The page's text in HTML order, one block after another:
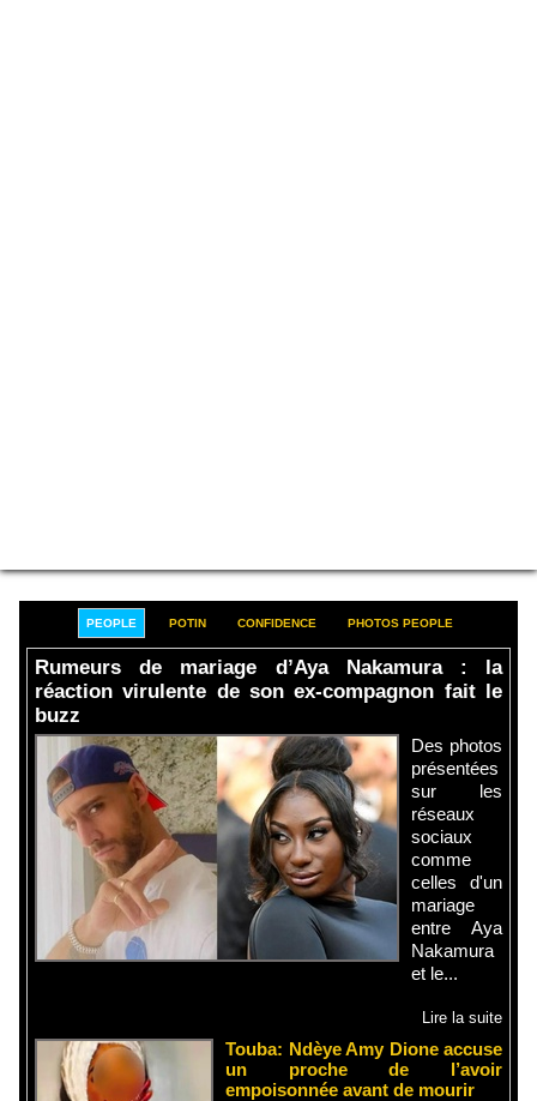
PEOPLE POTIN CONFIDENCE PHOTOS PEOPLE
Rumeurs de mariage d’Aya Nakamura : la
réaction virulente de son ex-compagnon fait le
buzz
Des photos
présentées
sur les
réseaux
sociaux
comme
celles d'un
mariage
entre Aya
Nakamura
et le...
Lire la suite
Touba: Ndèye Amy Dione accuse
un proche de l’avoir
empoisonnée avant de mourir